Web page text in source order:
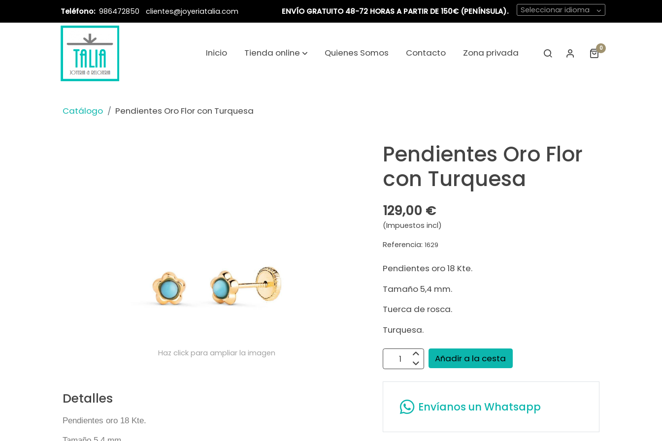
Teléfono: 986472850 clientes@joyeriatalia.com ENVÍO GRATUITO 48-72 HORAS A PARTIR DE 150€ (PENÍNSULA). Seleccionar idioma
Inicio Tienda online Quienes Somos Contacto Zona privada 0
Catálogo Pendientes Oro Flor con Turquesa
Haz click para ampliar la imagen
Detalles
Pendientes oro 18 Kte.
Pendientes Oro Flor
con Turquesa
129,00 €
(Impuestos incl)
Referencia:1629
Pendientes oro 18 Kte.
Tamaño 5,4 mm.
Tuerca de rosca.
Turquesa.
Añadir a la cesta
Envíanos un Whatsapp